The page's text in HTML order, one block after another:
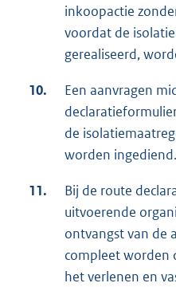
inkoopactie
voordat de
gerealiseerd,
10.
Een aanvragen
de
worden ingediend.
11.
Bij de route
uitvoerende
ontvangst van de
compleet worden
het verlenen en